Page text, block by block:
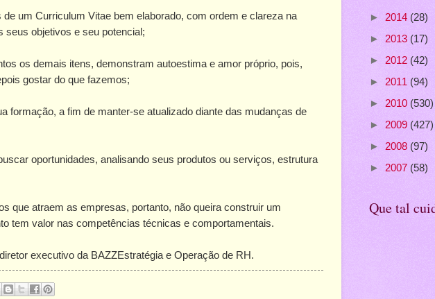
um Curriculum Vitae bem elaborado, com ordem e clareza na
seus objetivos e seu potencial;
os demais itens, demonstram autoestima e amor próprio, pois,
gostar do que fazemos;
formação, a fim de manter-se atualizado diante das mudanças de
oportunidades, analisando seus produtos ou serviços, estrutura
que atraem as empresas, portanto, não queira construir um
tem valor nas competências técnicas e comportamentais.
executivo da BAZZEstratégia e Operação de RH.
► 2014 (28)
► 2013 (17)
► 2012 (42)
► 2011 (94)
► 2010 (530)
► 2009 (427)
► 2008 (97)
► 2007 (58)
Que tal